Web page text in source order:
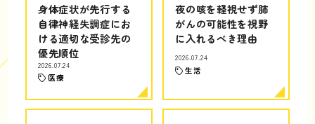
身体症状が先行する
自律神経失調症にお
ける適切な受診先の
優先順位
2026.07.24
医療
夜の咳を軽視せず肺
がんの可能性を視野
に入れるべき理由
2026.07.24
生活